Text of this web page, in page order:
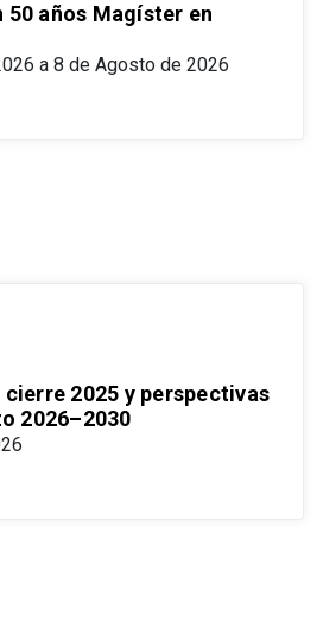
años Magíster en
a 8 de Agosto de 2026
2025 y perspectivas
2026–2030